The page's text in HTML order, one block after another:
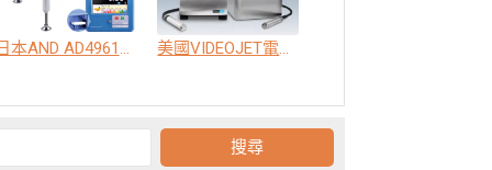
日本AND AD4961高精度動態重量選別機 美國VIDEOJET電腦日期噴印機，雷射雕刻標示系統，色帶熱轉印機，即印即貼標籤機